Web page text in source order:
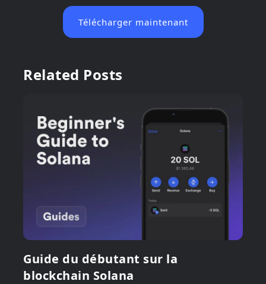
Télécharger maintenant
Related Posts
Guide du débutant sur la
blockchain Solana